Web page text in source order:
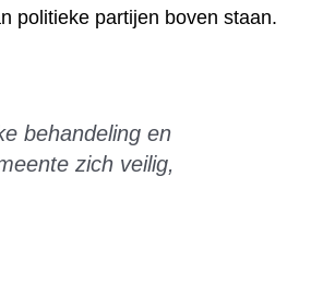
politieke partijen boven staan.
behandeling en
zich veilig,